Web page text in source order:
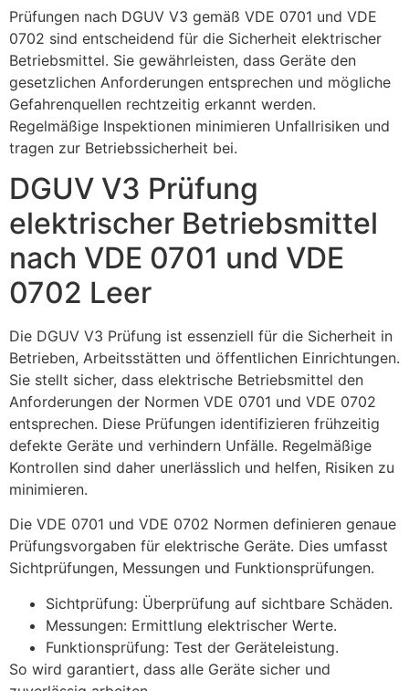
Prüfungen nach DGUV V3 gemäß VDE 0701 und VDE
0702 sind entscheidend für die Sicherheit elektrischer
Betriebsmittel. Sie gewährleisten, dass Geräte den
gesetzlichen Anforderungen entsprechen und mögliche
Gefahrenquellen rechtzeitig erkannt werden.
Regelmäßige Inspektionen minimieren Unfallrisiken und
tragen zur Betriebssicherheit bei.
DGUV V3 Prüfung
elektrischer Betriebsmittel
nach VDE 0701 und VDE
0702 Leer
Die DGUV V3 Prüfung ist essenziell für die Sicherheit in
Betrieben, Arbeitsstätten und öffentlichen Einrichtungen.
Sie stellt sicher, dass elektrische Betriebsmittel den
Anforderungen der Normen VDE 0701 und VDE 0702
entsprechen. Diese Prüfungen identifizieren frühzeitig
defekte Geräte und verhindern Unfälle. Regelmäßige
Kontrollen sind daher unerlässlich und helfen, Risiken zu
minimieren.
Die VDE 0701 und VDE 0702 Normen definieren genaue
Prüfungsvorgaben für elektrische Geräte. Dies umfasst
Sichtprüfungen, Messungen und Funktionsprüfungen.
Sichtprüfung: Überprüfung auf sichtbare Schäden.
Messungen: Ermittlung elektrischer Werte.
Funktionsprüfung: Test der Geräteleistung.
So wird garantiert, dass alle Geräte sicher und